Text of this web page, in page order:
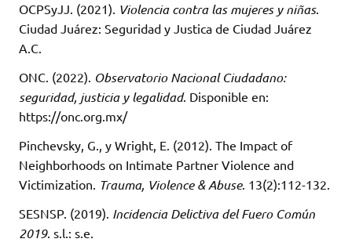
OCPSyJJ. (2021). Violencia contra las mujeres y niñas.
Ciudad Juárez: Seguridad y Justica de Ciudad Juárez
A.C.
ONC. (2022). Observatorio Nacional Ciudadano:
seguridad, justicia y legalidad. Disponible en:
https://onc.org.mx/
Pinchevsky, G., y Wright, E. (2012). The Impact of
Neighborhoods on Intimate Partner Violence and
Victimization. Trauma, Violence & Abuse. 13(2):112-132.
SESNSP. (2019). Incidencia Delictiva del Fuero Común
2019. s.l.: s.e.